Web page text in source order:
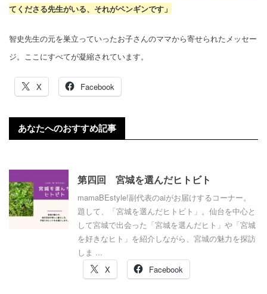
てくださる先生がいる、それがペンギンです」
智史先生の元を巣立っていったお子さんのママから寄せられたメッセー
ジ。ここにすべてが凝縮されています。
X Facebook
あなたへのおすすめ記事
第四回 宮城を選んだヒトビト
mamaBEstyle!副代表のaiがお届けするコーナー。
題して、「宮城を選んだヒトビト」。仙台を中心と
して宮城で出会った「宮城を選んだヒト」や「宮城
を好きなヒト」を紹介しながら、宮城の魅力を探訪
しま ...
X
Facebook